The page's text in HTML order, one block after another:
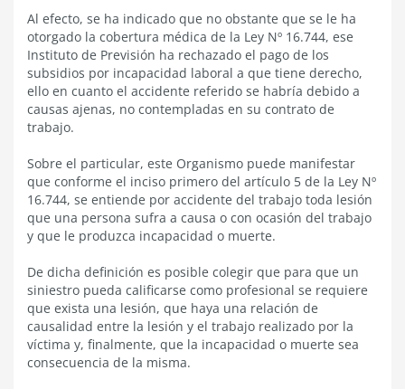
Al efecto, se ha indicado que no obstante que se le ha
otorgado la cobertura médica de la Ley Nº 16.744, ese
Instituto de Previsión ha rechazado el pago de los
subsidios por incapacidad laboral a que tiene derecho,
ello en cuanto el accidente referido se habría debido a
causas ajenas, no contempladas en su contrato de
trabajo.
Sobre el particular, este Organismo puede manifestar
que conforme el inciso primero del artículo 5 de la Ley Nº
16.744, se entiende por accidente del trabajo toda lesión
que una persona sufra a causa o con ocasión del trabajo
y que le produzca incapacidad o muerte.
De dicha definición es posible colegir que para que un
siniestro pueda calificarse como profesional se requiere
que exista una lesión, que haya una relación de
causalidad entre la lesión y el trabajo realizado por la
víctima y, finalmente, que la incapacidad o muerte sea
consecuencia de la misma.